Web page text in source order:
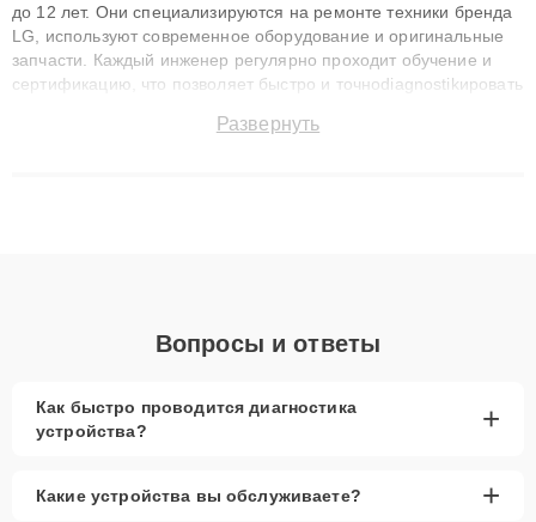
до 12 лет. Они специализируются на ремонте техники бренда
LG, используют современное оборудование и оригинальные
запчасти. Каждый инженер регулярно проходит обучение и
сертификацию, что позволяет быстро и точноdiagnostikировать
до 3 лет. Наши мастера решают сложные случаи: от замены
Развернуть
Вопросы и ответы
Как быстро проводится диагностика
устройства?
+
Какие устройства вы обслуживаете? +